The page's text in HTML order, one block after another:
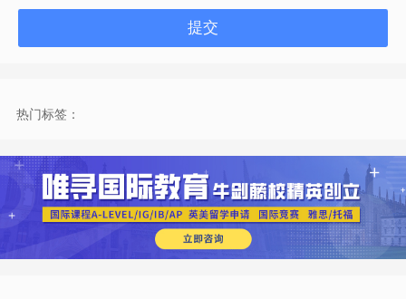
社会工作和非盈利管理：雅思6.5，小分
雅思要求是总分6.5小分5.5，个别特殊要
求的有：
提交
热门标签：